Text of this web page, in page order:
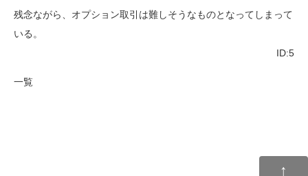
残念ながら、オプション取引は難しそうなものとなってしまって
いる。
ID:5
一覧
↑